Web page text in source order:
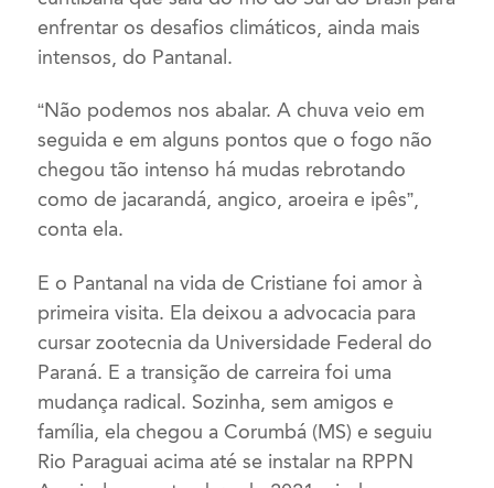
enfrentar os desafios climáticos, ainda mais
intensos, do Pantanal.
“Não podemos nos abalar. A chuva veio em
seguida e em alguns pontos que o fogo não
chegou tão intenso há mudas rebrotando
como de jacarandá, angico, aroeira e ipês”,
conta ela.
E o Pantanal na vida de Cristiane foi amor à
primeira visita. Ela deixou a advocacia para
cursar zootecnia da Universidade Federal do
Paraná. E a transição de carreira foi uma
mudança radical. Sozinha, sem amigos e
família, ela chegou a Corumbá (MS) e seguiu
Rio Paraguai acima até se instalar na RPPN